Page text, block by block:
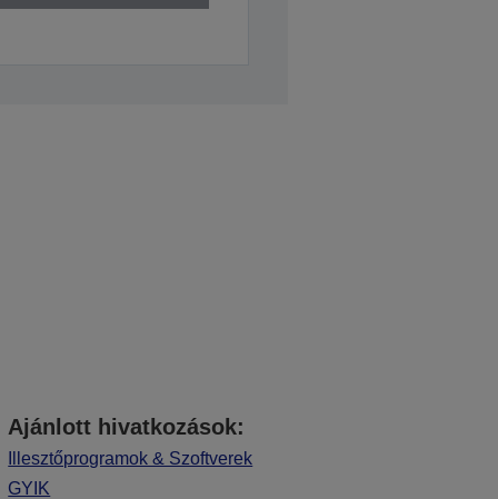
Ajánlott hivatkozások:
Illesztőprogramok & Szoftverek
GYIK